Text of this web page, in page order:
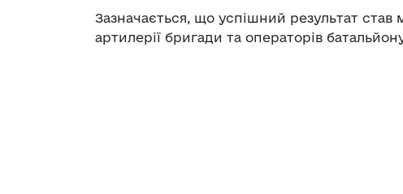
Зазначається, що успішний результат
артилерії бригади та операторів